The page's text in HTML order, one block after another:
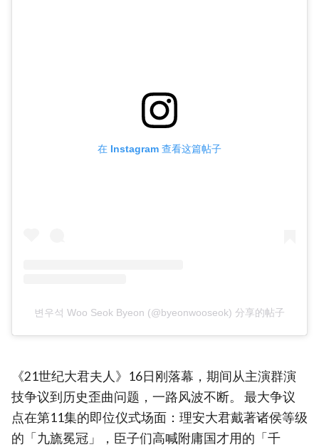
在 Instagram 查看这篇帖子
변우석 Woo Seok Byeon (@byeonwooseok) 分享的帖子
《21世纪大君夫人》16日刚落幕，期间从主演群演
技争议到历史歪曲问题，一路风波不断。 最大争议
点在第11集的即位仪式场面：理安大君戴著诸侯等级
的「九旒冕冠」，臣子们高喊附庸国才用的「千